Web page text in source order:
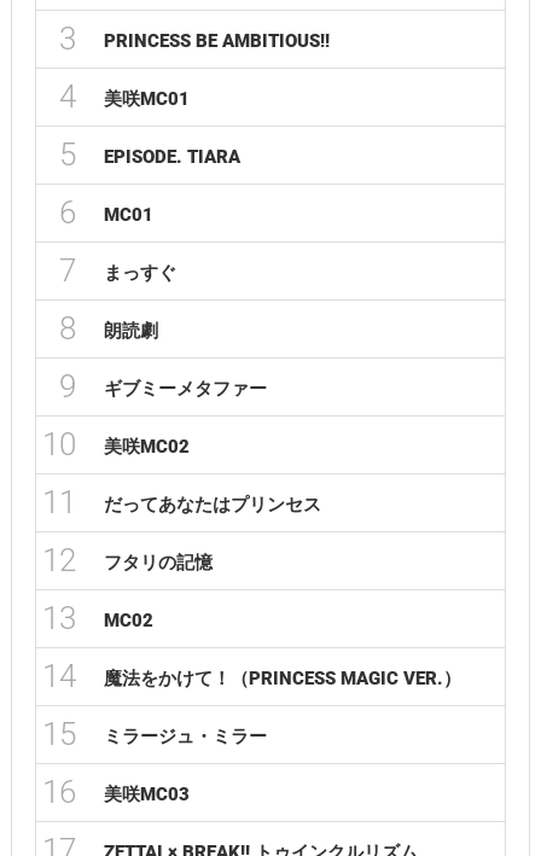
3 PRINCESS BE AMBITIOUS!!
4 美咲MC01
5 EPISODE. TIARA
6 MC01
7 まっすぐ
8 朗読劇
9 ギブミーメタファー
10 美咲MC02
11 だってあなたはプリンセス
12 フタリの記憶
13 MC02
14 魔法をかけて！（PRINCESS MAGIC VER.）
15 ミラージュ・ミラー
16 美咲MC03